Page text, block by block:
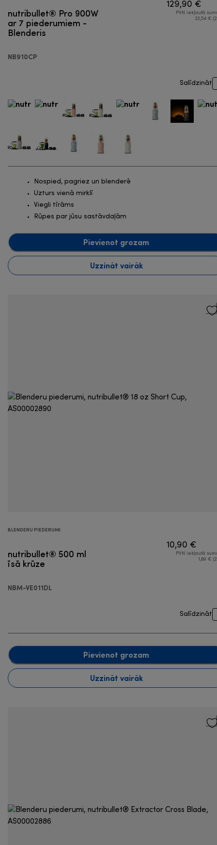
nutribullet® Pro 900W
ar 7 piederumiem -
Blenderis
NB910CP
129,90 €
PVN iekļautā
22,54 €
Salīdzināt
Nospied, pagriez un blenderē
Uzturs vienā mirklī
Viegli tīrāms
Rūpes par jūsu sastāvdaļām
Pievienot grozam
Uzzināt vairāk
BLENDERU PIEDERUMI
nutribullet® 500 ml
īsā krūze
NBM-VE011DL
10,90 €
PVN iekļautā
1,89 €
Salīdzināt
Pievienot grozam
Uzzināt vairāk